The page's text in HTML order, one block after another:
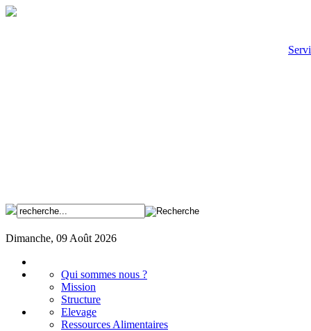
Dimanche, 09 Août 2026
Qui sommes nous ?
Mission
Structure
Elevage
Ressources Alimentaires